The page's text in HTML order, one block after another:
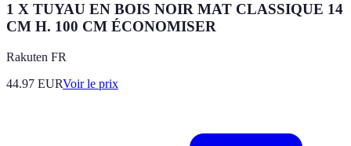
1 X TUYAU EN BOIS NOIR MAT CLASSIQUE 14
CM H. 100 CM ÉCONOMISER
Rakuten FR
44.97 EURVoir le prix